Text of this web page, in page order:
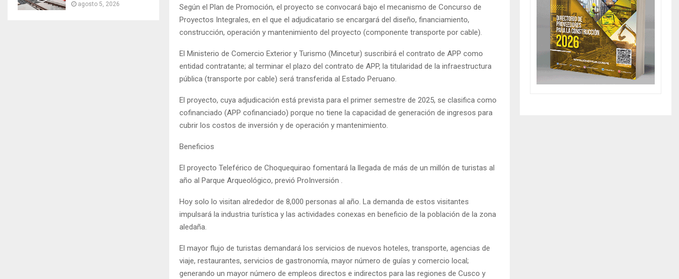
Según el Plan de Promoción, el proyecto se convocará bajo el mecanismo de Concurso de
Proyectos Integrales, en el que el adjudicatario se encargará del diseño, financiamiento,
construcción, operación y mantenimiento del proyecto (componente transporte por cable).
El Ministerio de Comercio Exterior y Turismo (Mincetur) suscribirá el contrato de APP como
entidad contratante; al terminar el plazo del contrato de APP, la titularidad de la infraestructura
pública (transporte por cable) será transferida al Estado Peruano.
El proyecto, cuya adjudicación está prevista para el primer semestre de 2025, se clasifica como
cofinanciado (APP cofinanciado) porque no tiene la capacidad de generación de ingresos para
cubrir los costos de inversión y de operación y mantenimiento.
Beneficios
El proyecto Teleférico de Choquequirao fomentará la llegada de más de un millón de turistas al
año al Parque Arqueológico, previó ProInversión .
Hoy solo lo visitan alrededor de 8,000 personas al año. La demanda de estos visitantes
impulsará la industria turística y las actividades conexas en beneficio de la población de la zona
aledaña.
El mayor flujo de turistas demandará los servicios de nuevos hoteles, transporte, agencias de
viaje, restaurantes, servicios de gastronomía, mayor número de guías y comercio local;
generando un mayor número de empleos directos e indirectos para las regiones de Cusco y
agosto 5, 2026